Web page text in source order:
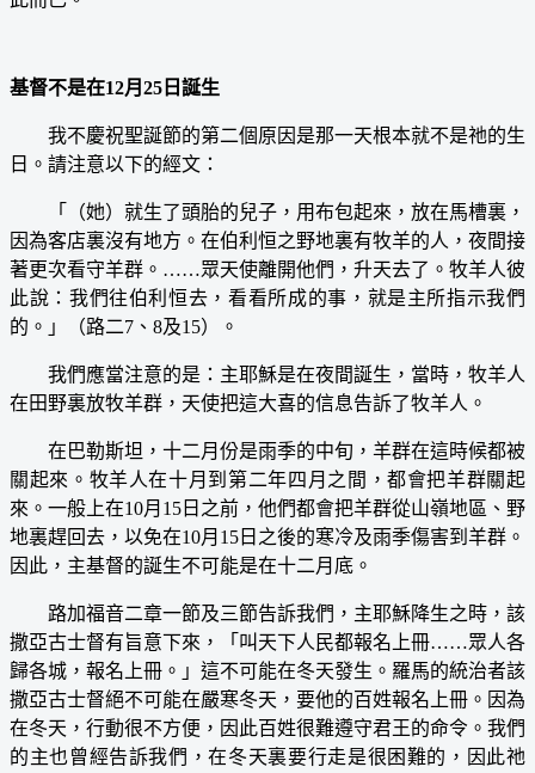
基督不是在12月25日誕生
我不慶祝聖誕節的第二個原因是那一天根本就不是祂的生
日。請注意以下的經文：
「（她）就生了頭胎的兒子，用布包起來，放在馬槽裏，
因為客店裏沒有地方。在伯利恒之野地裏有牧羊的人，夜間接
著更次看守羊群。……眾天使離開他們，升天去了。牧羊人彼
此說：我們往伯利恒去，看看所成的事，就是主所指示我們
的。」（路二7、8及15）。
我們應當注意的是：主耶穌是在夜間誕生，當時，牧羊人
在田野裏放牧羊群，天使把這大喜的信息告訴了牧羊人。
在巴勒斯坦，十二月份是雨季的中旬，羊群在這時候都被
關起來。牧羊人在十月到第二年四月之間，都會把羊群關起
來。一般上在10月15日之前，他們都會把羊群從山嶺地區、野
地裏趕回去，以免在10月15日之後的寒冷及雨季傷害到羊群。
因此，主基督的誕生不可能是在十二月底。
路加福音二章一節及三節告訴我們，主耶穌降生之時，該
撒亞古士督有旨意下來，「叫天下人民都報名上冊……眾人各
歸各城，報名上冊。」這不可能在冬天發生。羅馬的統治者該
撒亞古士督絕不可能在嚴寒冬天，要他的百姓報名上冊。因為
在冬天，行動很不方便，因此百姓很難遵守君王的命令。我們
的主也曾經告訴我們，在冬天裏要行走是很困難的，因此祂